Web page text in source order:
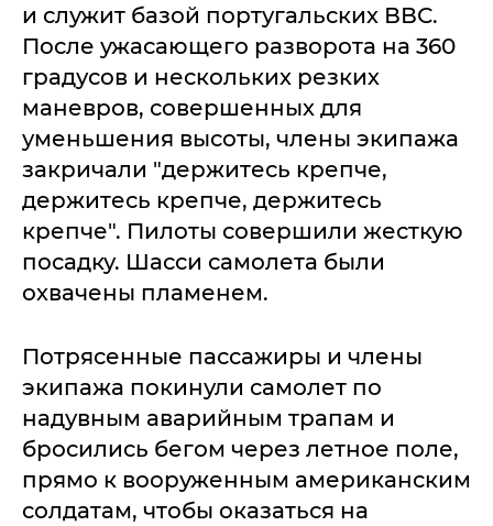
и служит базой португальских ВВС.
После ужасающего разворота на 360
градусов и нескольких резких
маневров, совершенных для
уменьшения высоты, члены экипажа
закричали "держитесь крепче,
держитесь крепче, держитесь
крепче". Пилоты совершили жесткую
посадку. Шасси самолета были
охвачены пламенем.
Потрясенные пассажиры и члены
экипажа покинули самолет по
надувным аварийным трапам и
бросились бегом через летное поле,
прямо к вооруженным американским
солдатам, чтобы оказаться на